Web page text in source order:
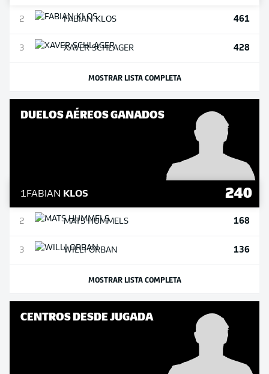
2 FABIANKLOS 461
3 XAVERSCHLAGER 428
MOSTRAR LISTA COMPLETA
DUELOS AÉREOS GANADOS
1FABIAN KLOS 240
2 MATSHUMMELS 168
3 WILLIORBAN 136
MOSTRAR LISTA COMPLETA
CENTROS DESDE JUGADA